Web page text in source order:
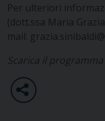
Per ulteriori
(dott.ssa Maria
mail:
Scarica il programma